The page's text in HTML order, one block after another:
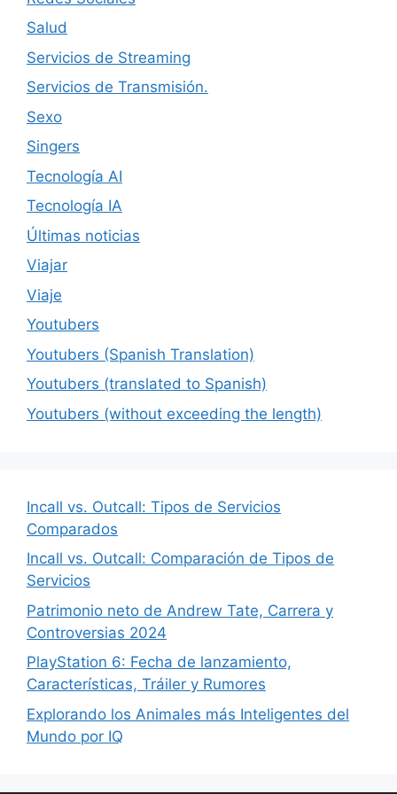
Salud
Servicios de Streaming
Servicios de Transmisión.
Sexo
Singers
Tecnología AI
Tecnología IA
Últimas noticias
Viajar
Viaje
Youtubers
Youtubers (Spanish Translation)
Youtubers (translated to Spanish)
Youtubers (without exceeding the length)
Incall vs. Outcall: Tipos de Servicios
Comparados
Incall vs. Outcall: Comparación de Tipos de
Servicios
Patrimonio neto de Andrew Tate, Carrera y
Controversias 2024
PlayStation 6: Fecha de lanzamiento,
Características, Tráiler y Rumores
Explorando los Animales más Inteligentes del
Mundo por IQ